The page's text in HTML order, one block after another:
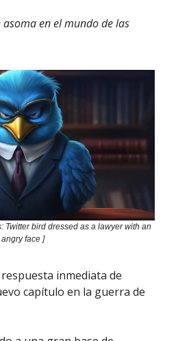
asoma en el mundo de las
Twitter bird dressed as a lawyer with an
angry face ]
inmediata de
capítulo en la guerra de